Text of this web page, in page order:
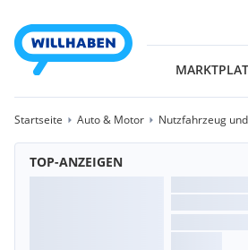
Startseite Auto & Motor Nutzfahrzeug
TOP-ANZEIGEN